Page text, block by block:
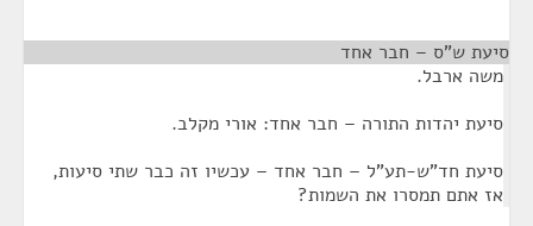
סיעת ש"ס – חבר אחד
משה ארבל.
סיעת יהדות התורה – חבר אחד: אורי מקלב.
סיעת חד"ש-תע"ל – חבר אחד – עכשיו זה כבר שתי סיעות,
אז אתם תמסרו את השמות?